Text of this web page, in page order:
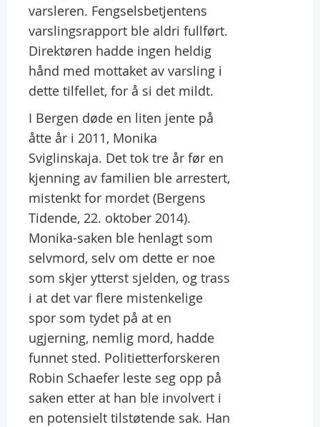
varsleren. Fengselsbetjentens
varslingsrapport ble aldri fullført.
Direktøren hadde ingen heldig
hånd med mottaket av varsling i
dette tilfellet, for å si det mildt.
I Bergen døde en liten jente på
åtte år i 2011, Monika
Sviglinskaja. Det tok tre år før en
kjenning av familien ble arrestert,
mistenkt for mordet (Bergens
Tidende, 22. oktober 2014).
Monika-saken ble henlagt som
selvmord, selv om dette er noe
som skjer ytterst sjelden, og trass
i at det var flere mistenkelige
spor som tydet på at en
ugjerning, nemlig mord, hadde
funnet sted. Politietterforskeren
Robin Schaefer leste seg opp på
saken etter at han ble involvert i
en potensielt tilstøtende sak. Han